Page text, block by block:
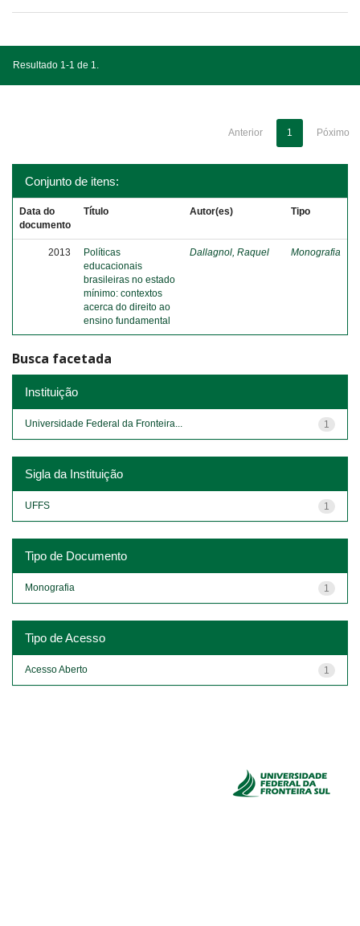
Resultado 1-1 de 1.
Anterior 1 Póximo
Conjunto de itens:
Data do
documento
Título Autor(es) Tipo
2013
Políticas
educacionais
brasileiras no estado
mínimo: contextos
acerca do direito ao
ensino fundamental
Dallagnol, Raquel Monografia
Busca facetada
Instituição
1
Universidade Federal da Fronteira...
Sigla da Instituição
1
UFFS
Tipo de Documento
1
Monografia
Tipo de Acesso
1
Acesso Aberto